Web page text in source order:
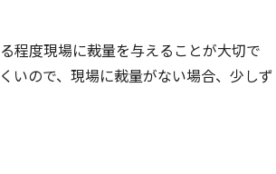
程度現場に裁量を与えることが大切で
いので、現場に裁量がない場合、少しず